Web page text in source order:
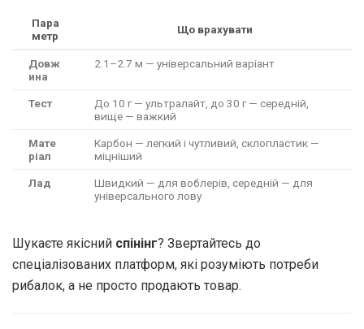
Пара
метр
Що врахувати
Довж
ина
2.1–2.7 м — універсальний варіант
Тест
До 10 г — ультралайт, до 30 г — середній,
вище — важкий
Мате
ріал
Карбон — легкий і чутливий, склопластик —
міцніший
Лад
Швидкий — для воблерів, середній — для
універсального лову
Шукаєте якісний спінінг? Звертайтесь до
спеціалізованих платформ, які розуміють потреби
рибалок, а не просто продають товар.